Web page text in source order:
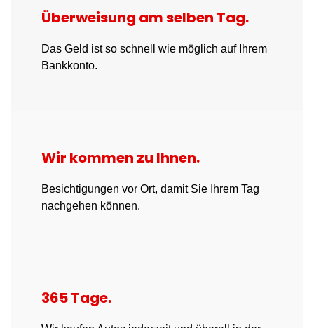
Überweisung am selben Tag.
Das Geld ist so schnell wie möglich auf Ihrem
Bankkonto.
Wir kommen zu Ihnen.
Besichtigungen vor Ort, damit Sie Ihrem Tag
nachgehen können.
365 Tage.